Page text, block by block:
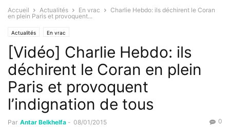
Accueil Actualités En vrac
Charlie Hebdo: ils déchirent le Coran
en plein Paris et provoquent...
Actualités En vrac
[Vidéo] Charlie Hebdo: ils
déchirent le Coran en plein
Paris et provoquent
l’indignation de tous
Par Antar Belkhelfa - 08/01/2015 0